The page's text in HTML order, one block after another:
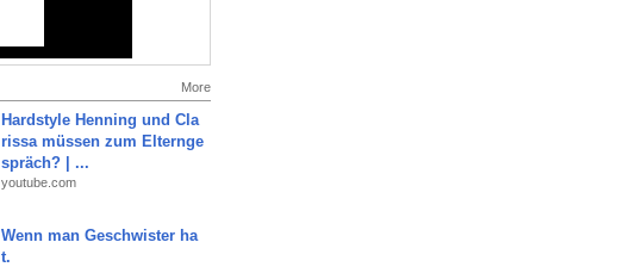
More
Hardstyle Henning und Cla
rissa müssen zum Elternge
spräch? | ...
youtube.com
Wenn man Geschwister ha
t.